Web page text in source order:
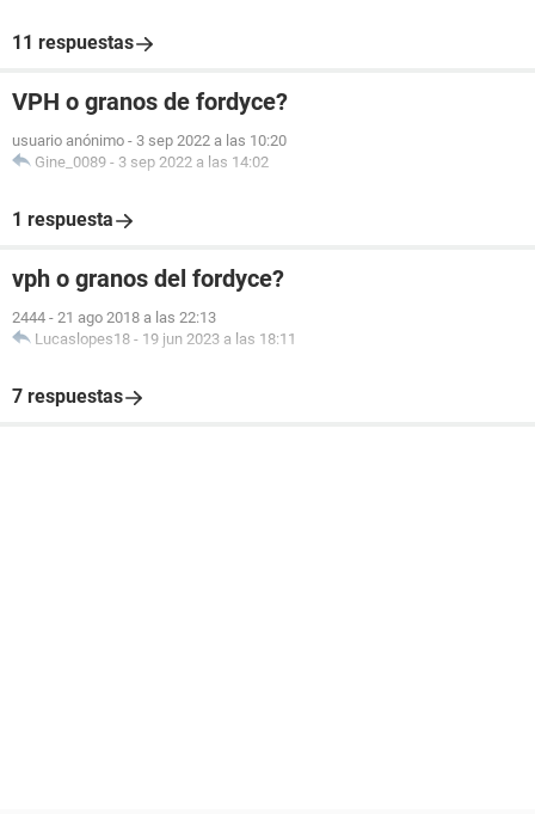
11 respuestas
VPH o granos de fordyce?
usuario anónimo - 3 sep 2022 a las 10:20
Gine_0089 - 3 sep 2022 a las 14:02
1 respuesta
vph o granos del fordyce?
2444 - 21 ago 2018 a las 22:13
Lucaslopes18 - 19 jun 2023 a las 18:11
7 respuestas